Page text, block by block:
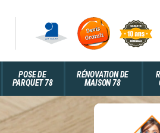
POSE DE
PARQUET 78
RÉNOVATION DE
MAISON 78